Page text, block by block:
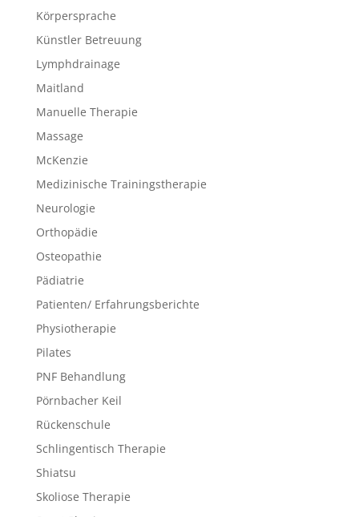
Körpersprache
Künstler Betreuung
Lymphdrainage
Maitland
Manuelle Therapie
Massage
McKenzie
Medizinische Trainingstherapie
Neurologie
Orthopädie
Osteopathie
Pädiatrie
Patienten/ Erfahrungsberichte
Physiotherapie
Pilates
PNF Behandlung
Pörnbacher Keil
Rückenschule
Schlingentisch Therapie
Shiatsu
Skoliose Therapie